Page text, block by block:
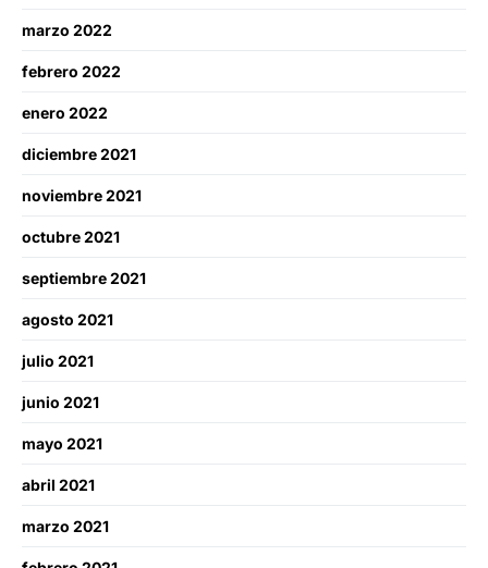
marzo 2022
febrero 2022
enero 2022
diciembre 2021
noviembre 2021
octubre 2021
septiembre 2021
agosto 2021
julio 2021
junio 2021
mayo 2021
abril 2021
marzo 2021